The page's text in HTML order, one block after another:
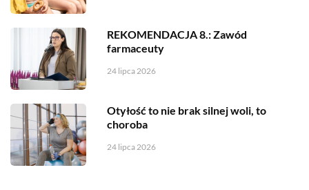
REKOMENDACJA 8.: Zawód
farmaceuty
24 lipca 2026
Otyłość to nie brak silnej woli, to
choroba
24 lipca 2026